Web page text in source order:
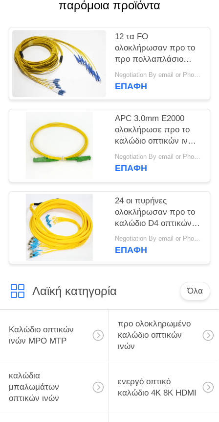
PRIVACY
POLICY
παρόμοια προϊόντα
12 τα FO
ολοκλήρωσαν προ το
προ πολλαπλάσιο
Connectorized
καλωδίων οπτικών
Negotiation By email or Phone Call MOQ:Το ρητό MOQ είναι 10pcs
ΕΠΑΦΉ
APC 3.0mm E2000
ολοκλήρωσε προ το
καλώδιο οπτικών ινών/
το κίτρινο σκοινί
μπαλωμάτων Lszh
Negotiation By email or Phone Call MOQ:Το ρητό MOQ είναι 10pcs
ΕΠΑΦΉ
24 οι πυρήνες
ολοκλήρωσαν προ το
καλώδιο D4 οπτικών
ινών LC UPC
εγκατεστημένης προ
Negotiation By email or Phone Call MOQ:Το ρητό MOQ είναι 10pcs
ΕΠΑΦΉ
Λαϊκή κατηγορία Όλα
Καλώδιο οπτικών
ινών MPO MTP
προ ολοκληρωμένο
καλώδιο οπτικών
ινών
καλώδια
μπαλωμάτων
οπτικών ινών
ενεργό οπτικό
καλώδιο 4K 8K HDMI